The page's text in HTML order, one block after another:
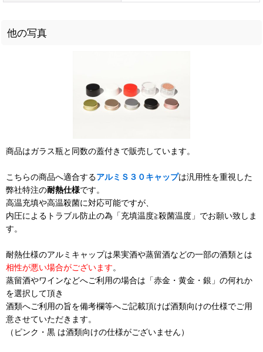
他の写真
商品はガラス瓶と同数の蓋付きで販売しています。
こちらの商品へ適合するアルミＳ３０キャップは汎用性を重視した
弊社特注の耐熱仕様です。
高温充填や高温殺菌に対応可能ですが、
内圧によるトラブル防止の為「充填温度≧殺菌温度」でお願い致しま
す。
耐熱仕様のアルミキャップは果実酒や蒸留酒などの一部の酒類とは
相性が悪い場合がございます。
蒸留酒やワインなどへご利用の場合は「赤金・黄金・銀」の何れか
を選択して頂き
酒類へご利用の旨を備考欄等へご記載頂けば酒類向けの仕様でご用
意させていただきます。
（ピンク・黒 は酒類向けの仕様がございません）